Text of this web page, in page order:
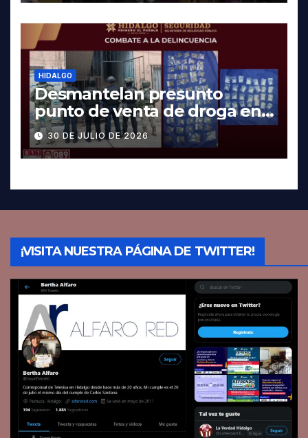
HIDALGO
Desmantelan presunto
punto de venta de droga en
Pachuca; hay dos detenidos
30 DE JULIO DE 2026
¡VISITA NUESTRA PÁGINA DE TWITTER!